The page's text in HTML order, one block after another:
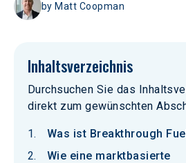
by Matt Coopman
Inhaltsverzeichnis
Durchsuchen Sie das
direkt zum gewünschten
Was ist Breakthrough
Wie eine marktbasierte